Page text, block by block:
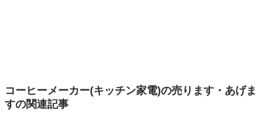
コーヒーメーカー(キッチン家電)の売ります・あげま
すの関連記事